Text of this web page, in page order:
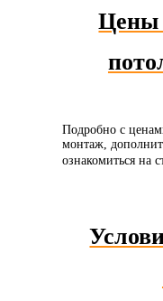
Цены
Подробно с
монтаж,
ознакомиться на